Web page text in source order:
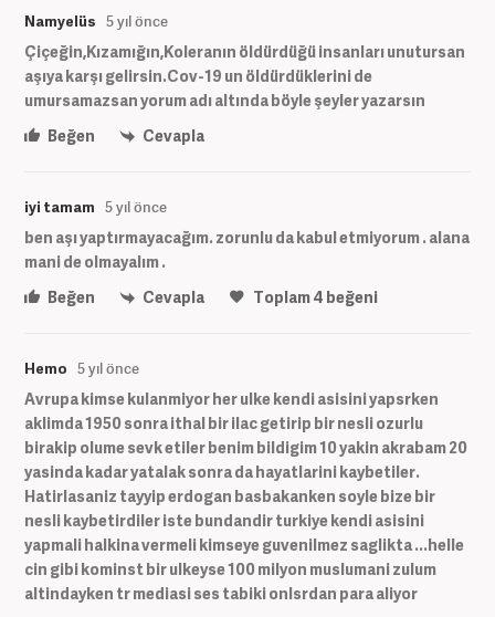
Namyelüs 5 yıl önce
Çiçeğin,Kızamığın,Koleranın öldürdüğü insanları unutursan
aşıya karşı gelirsin.Cov-19 un öldürdüklerini de
umursamazsan yorum adı altında böyle şeyler yazarsın
Beğen
Cevapla
iyi tamam 5 yıl önce
ben aşı yaptırmayacağım. zorunlu da kabul etmiyorum . alana
mani de olmayalım .
Beğen
Cevapla Toplam4 beğeni
Hemo 5 yıl önce
Avrupa kimse kulanmiyor her ulke kendi asisini yapsrken
aklimda 1950 sonra ithal bir ilac getirip bir nesli ozurlu
birakip olume sevk etiler benim bildigim 10 yakin akrabam 20
yasinda kadar yatalak sonra da hayatlarini kaybetiler.
Hatirlasaniz tayyip erdogan basbakanken soyle bize bir
nesli kaybetirdiler iste bundandir turkiye kendi asisini
yapmali halkina vermeli kimseye guvenilmez saglikta ...helle
cin gibi kominst bir ulkeyse 100 milyon muslumani zulum
altindayken tr mediasi ses tabiki onlsrdan para aliyor